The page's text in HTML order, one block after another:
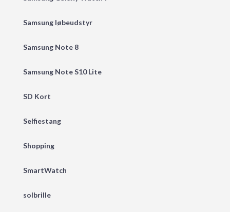
Samsung løbeudstyr
Samsung Note 8
Samsung Note S10 Lite
SD Kort
Selfiestang
Shopping
SmartWatch
solbrille